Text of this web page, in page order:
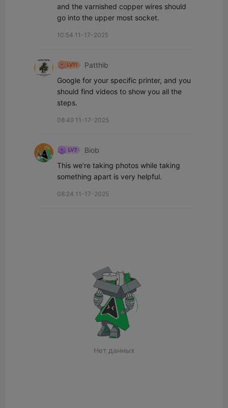
and the varnished copper wires should
go into the upper most socket.
10:54 11-17-2025
Patthib
Google for your specific printer, and you
should find videos to show you all the
steps.
08:49 11-17-2025
Biob
This we’re taking photos while taking
something apart is very helpful.
08:24 11-17-2025
Нет данных